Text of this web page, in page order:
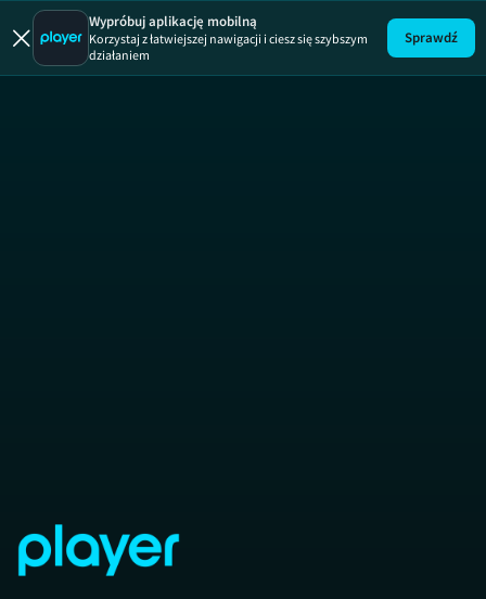
Wypróbuj aplikację mobilną
Korzystaj z łatwiejszej nawigacji i ciesz się szybszym
działaniem
Sprawdź